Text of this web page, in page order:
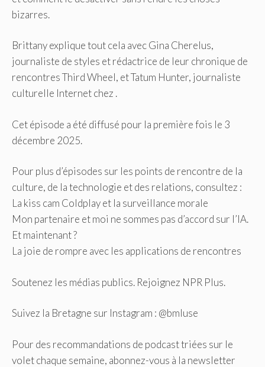
bizarres.
Brittany explique tout cela avec Gina Cherelus,
journaliste de styles et rédactrice de leur chronique de
rencontres Third Wheel, et Tatum Hunter, journaliste
culturelle Internet chez .
Cet épisode a été diffusé pour la première fois le 3
décembre 2025.
Pour plus d’épisodes sur les points de rencontre de la
culture, de la technologie et des relations, consultez :
La kiss cam Coldplay et la surveillance morale
Mon partenaire et moi ne sommes pas d’accord sur l’IA.
Et maintenant ?
La joie de rompre avec les applications de rencontres
Soutenez les médias publics. Rejoignez NPR Plus.
Suivez la Bretagne sur Instagram : @bmluse
Pour des recommandations de podcast triées sur le
volet chaque semaine, abonnez-vous à la newsletter